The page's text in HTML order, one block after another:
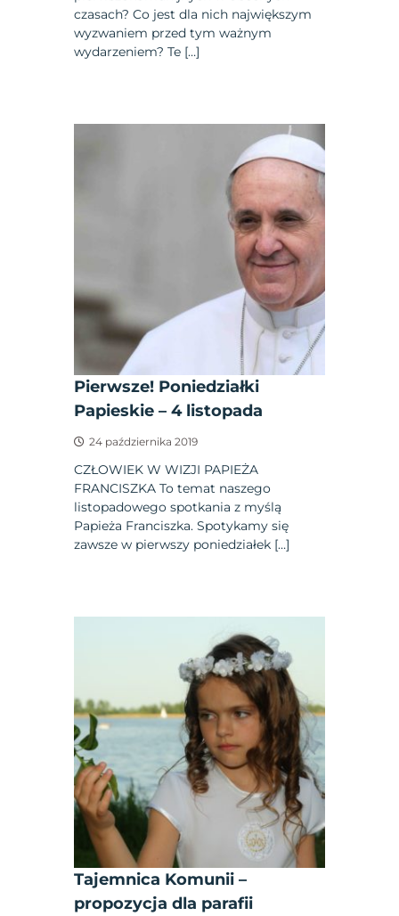
czasach? Co jest dla nich największym
wyzwaniem przed tym ważnym
wydarzeniem? Te […]
Pierwsze! Poniedziałki
Papieskie – 4 listopada
24 października 2019
CZŁOWIEK W WIZJI PAPIEŻA
FRANCISZKA To temat naszego
listopadowego spotkania z myślą
Papieża Franciszka. Spotykamy się
zawsze w pierwszy poniedziałek […]
Tajemnica Komunii –
propozycja dla parafii